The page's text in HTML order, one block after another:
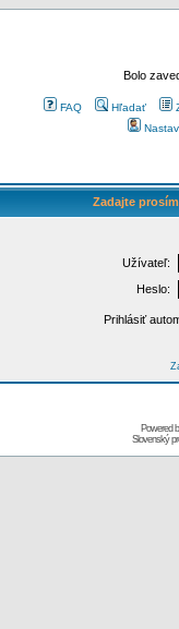
Bolo
FAQ Hľadať
Zadajte
Užívateľ:
Heslo:
Prihlásiť
Powered
Slovenský